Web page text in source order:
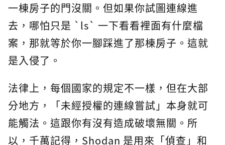
一棟房子的門沒關。但如果你試圖連線進
去，哪怕只是 `ls` 一下看看裡面有什麼檔
案，那就等於你一腳踩進了那棟房子。這就
是入侵了。
法律上，每個國家的規定不一樣，但在大部
分地方，「未經授權的連線嘗試」本身就可
能觸法。這跟你有沒有造成破壞無關。所
以，千萬記得，Shodan 是用來「偵查」和